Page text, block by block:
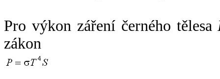
Pro výkon záření černého tělesa
zákon